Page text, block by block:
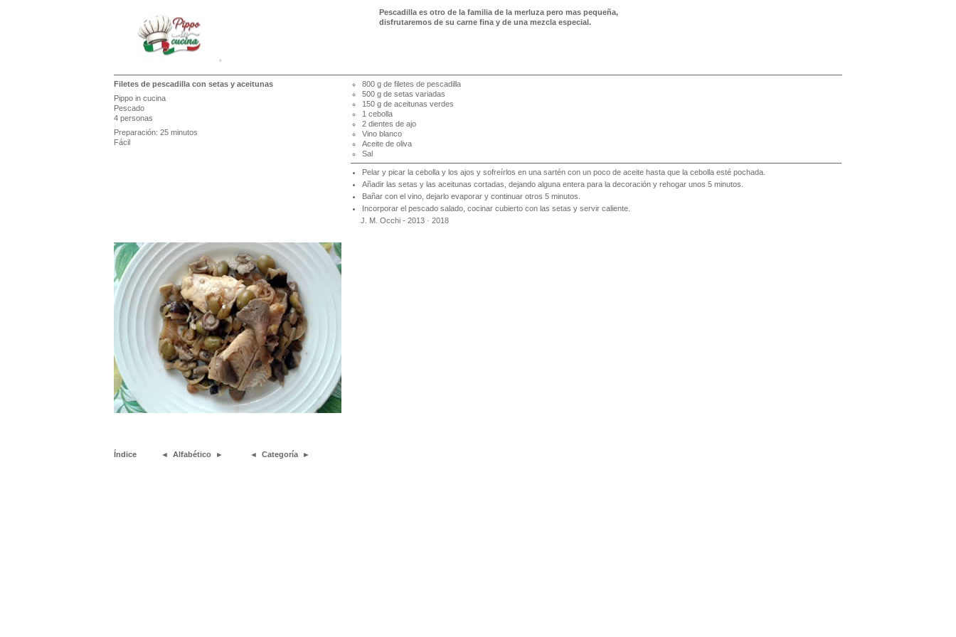
Pescadilla es otro de la familia de la merluza pero mas pequeña,
disfrutaremos de su carne fina y de una mezcla especial.
Filetes de pescadilla con setas y aceitunas
Pippo in cucina
Pescado
4 personas
Preparación: 25 minutos
Fácil
Índice ◄ Alfabético ► ◄ Categoría ►
800 g de filetes de pescadilla
500 g de setas variadas
150 g de aceitunas verdes
1 cebolla
2 dientes de ajo
Vino blanco
Aceite de oliva
Sal
Pelar y picar la cebolla y los ajos y sofreírlos en una sartén con un poco de aceite hasta que la cebolla esté pochada.
Añadir las setas y las aceitunas cortadas, dejando alguna entera para la decoración y rehogar unos 5 minutos.
Bañar con el vino, dejarlo evaporar y continuar otros 5 minutos.
Incorporar el pescado salado, cocinar cubierto con las setas y servir caliente.
J. M. Occhi - 2013 · 2018